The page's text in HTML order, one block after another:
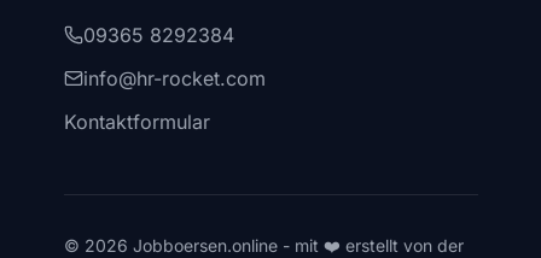
09365 8292384
info@hr-rocket.com
Kontaktformular
© 2026 Jobboersen.online - mit ❤️ erstellt von der